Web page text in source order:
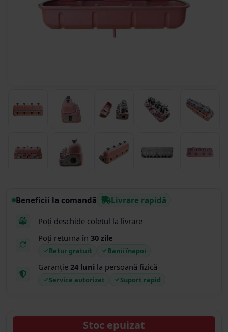
Beneficii la comandă Livrare rapidă
Poți deschide coletul la livrare
Poți returna în 30 zile
Retur gratuit Banii înapoi
Garanție 24 luni la persoană fizică
Service autorizat Suport rapid
Stoc epuizat